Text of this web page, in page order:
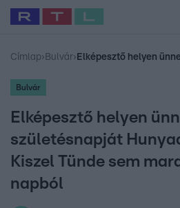
Legfrissebb RTL Híradó
Babits Marcella
Címlap› Bulvár›
Bulvár
Elképesztő helyen
születésnapját
Kiszel Tünde sem
napból